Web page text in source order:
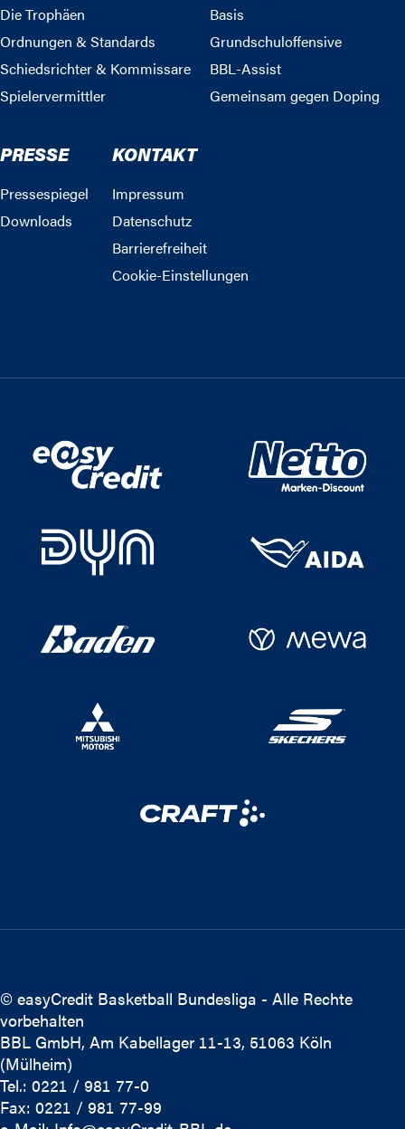
Die Trophäen
Ordnungen & Standards
Schiedsrichter & Kommissare
Spielervermittler
Basis
Grundschuloffensive
BBL-Assist
Gemeinsam gegen Doping
PRESSE
Pressespiegel
Downloads
KONTAKT
Impressum
Datenschutz
Barrierefreiheit
Cookie-Einstellungen
© easyCredit Basketball Bundesliga - Alle Rechte
vorbehalten
BBL GmbH, Am Kabellager 11-13, 51063 Köln
(Mülheim)
Tel.: 0221 / 981 77-0
Fax: 0221 / 981 77-99